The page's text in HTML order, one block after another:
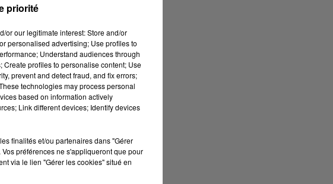
août sur la
effectifs
priorité
or our legitimate interest: Store and/or
personalised advertising; Use profiles to
Understand audiences through
profiles to personalise content; Use
prevent and detect fraud, and fix errors;
technologies may process personal
based on information actively
Link different devices; Identify devices
finalités et/ou partenaires dans "Gérer
préférences ne s'appliqueront que pour
via le lien "Gérer les cookies" situé en